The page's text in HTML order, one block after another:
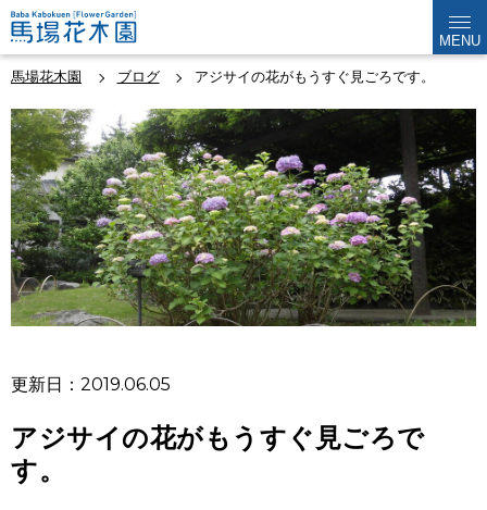
MENU
馬場花木園 ブログ アジサイの花がもうすぐ見ごろです。
更新日：2019.06.05
アジサイの花がもうすぐ見ごろで
す。